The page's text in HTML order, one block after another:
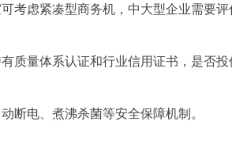
虑紧凑型商务机，中大型企业需要评
量体系认证和行业信用证书，是否投
断电、煮沸杀菌等安全保障机制。